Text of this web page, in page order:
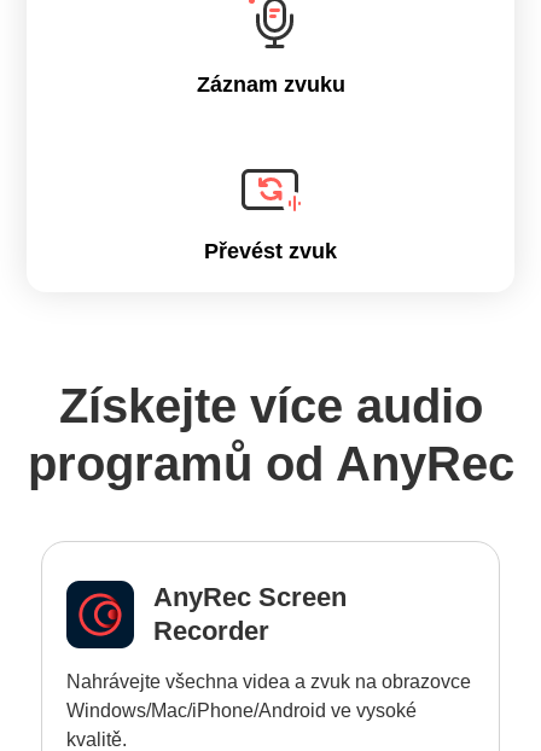
Záznam zvuku
Převést zvuk
Získejte více audio
programů od AnyRec
AnyRec Screen
Recorder
Nahrávejte všechna videa a zvuk na obrazovce
Windows/Mac/iPhone/Android ve vysoké
kvalitě.